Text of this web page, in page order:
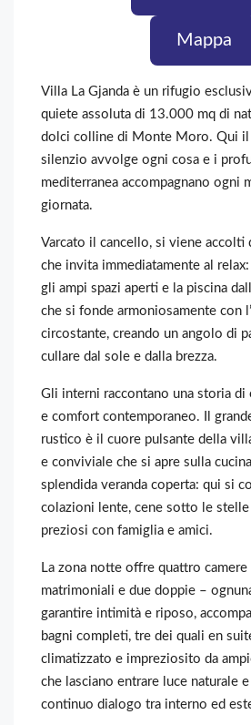
Mappa
Villa La Gjanda è un rifugio
quiete assoluta di 13.000 mq di
dolci colline di Monte Moro. Qui il
silenzio avvolge ogni cosa e i
mediterranea accompagnano ogni
giornata.
Varcato il cancello, si viene accolti
che invita immediatamente al
gli ampi spazi aperti e la piscina
che si fonde armoniosamente con
circostante, creando un angolo di
cullare dal sole e dalla brezza.
Gli interni raccontano una storia di
e comfort contemporaneo. Il
rustico è il cuore pulsante della
e conviviale che si apre sulla
splendida veranda coperta: qui si
colazioni lente, cene sotto le
preziosi con famiglia e amici.
La zona notte offre quattro
matrimoniali e due doppie –
garantire intimità e riposo,
bagni completi, tre dei quali en
climatizzato e impreziosito da
che lasciano entrare luce naturale
continuo dialogo tra interno ed